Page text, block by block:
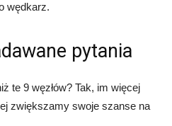
wędkarz.
pytania
te 9 węzłów? Tak, im więcej
zwiększamy swoje szanse na